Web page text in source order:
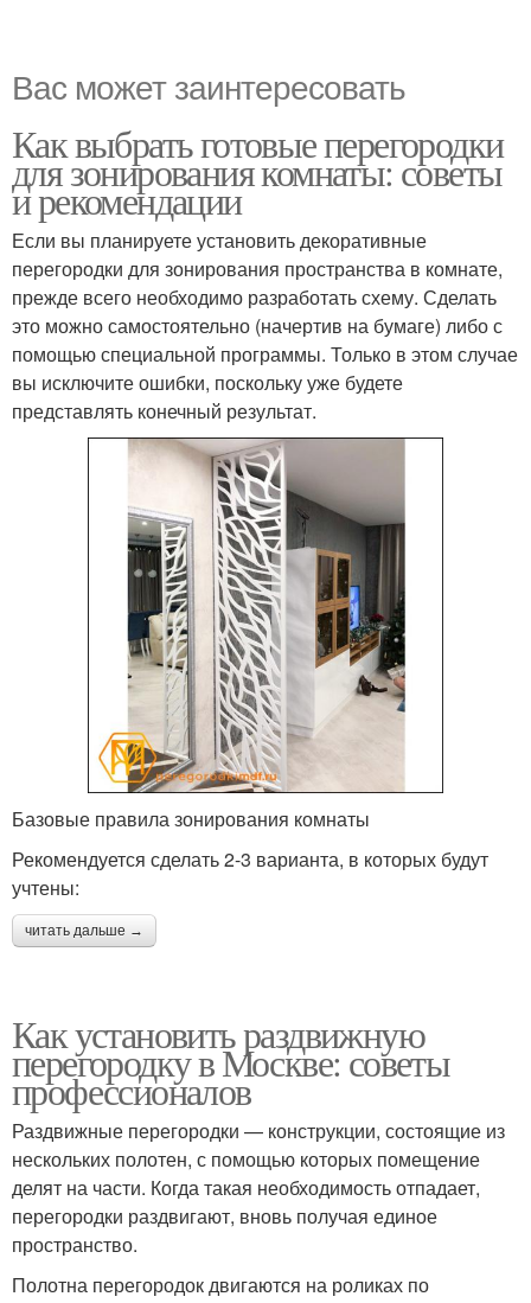
Вас может заинтересовать
Как выбрать готовые перегородки
для зонирования комнаты: советы
и рекомендации
Если вы планируете установить декоративные
перегородки для зонирования пространства в комнате,
прежде всего необходимо разработать схему. Сделать
это можно самостоятельно (начертив на бумаге) либо с
помощью специальной программы. Только в этом случае
вы исключите ошибки, поскольку уже будете
представлять конечный результат.
Базовые правила зонирования комнаты
Рекомендуется сделать 2-3 варианта, в которых будут
учтены:
читать дальше →
Как установить раздвижную
перегородку в Москве: советы
профессионалов
Раздвижные перегородки — конструкции, состоящие из
нескольких полотен, с помощью которых помещение
делят на части. Когда такая необходимость отпадает,
перегородки раздвигают, вновь получая единое
пространство.
Полотна перегородок двигаются на роликах по